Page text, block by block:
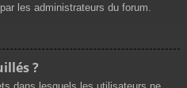
les administrateurs du forum.
?